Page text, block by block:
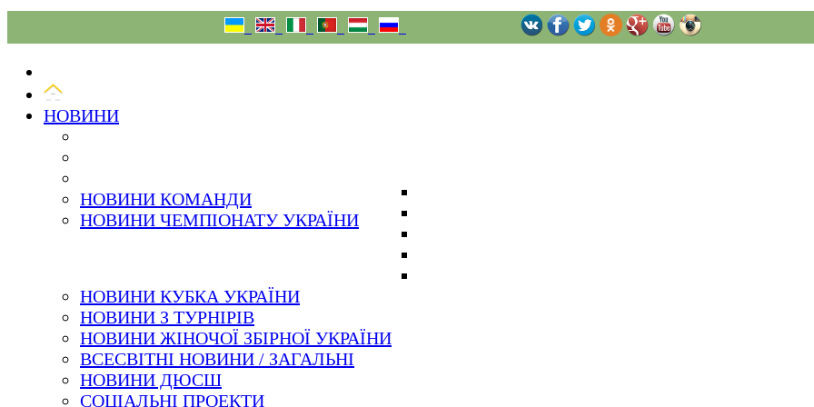
НОВИНИ
НОВИНИ КОМАНДИ
НОВИНИ ЧЕМПІОНАТУ УКРАЇНИ
НОВИНИ КУБКА УКРАЇНИ
НОВИНИ З ТУРНІРІВ
НОВИНИ ЖІНОЧОЇ ЗБІРНОЇ УКРАЇНИ
ВСЕСВІТНІ НОВИНИ / ЗАГАЛЬНІ
НОВИНИ ДЮСШ
СОЦІАЛЬНІ ПРОЕКТИ